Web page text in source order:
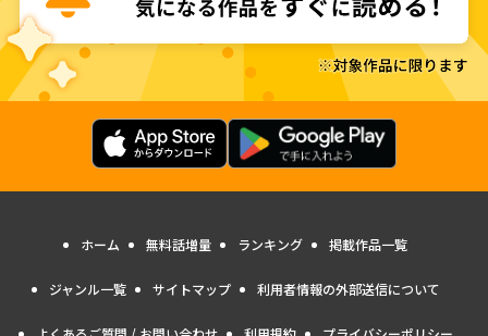
ホーム 無料話増量 ランキング 掲載作品一覧
ジャンル一覧 サイトマップ 利用者情報の外部送信について